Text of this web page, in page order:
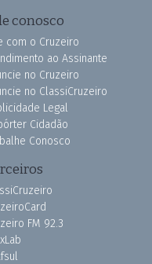
conosco
com o Cruzeiro
ao Assinante
no Cruzeiro
no ClassiCruzeiro
Legal
Cidadão
Conosco
FM 92.3